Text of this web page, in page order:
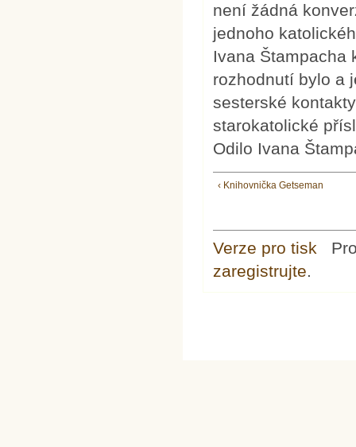
není žádná
jednoho
Ivana Štampacha
rozhodnutí bylo a
sesterské
starokatolické
Odilo Ivana
‹ Knihovnička Getseman
Verze pro tisk
zaregistrujte.